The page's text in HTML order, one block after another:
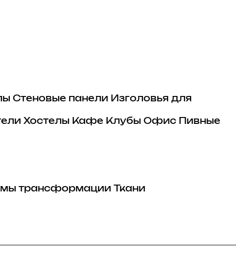
Стеновые панели Изголовья для
Хостелы Кафе Клубы Офис
Пивные
трансформации
Ткани